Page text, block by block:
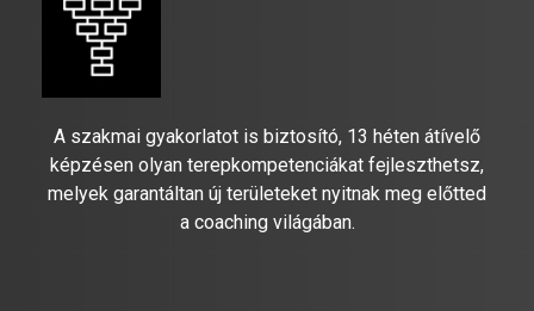
A szakmai gyakorlatot is biztosító, 13 héten átívelő
képzésen olyan terepkompetenciákat fejleszthetsz,
melyek garantáltan új területeket nyitnak meg előtted
a coaching világában.